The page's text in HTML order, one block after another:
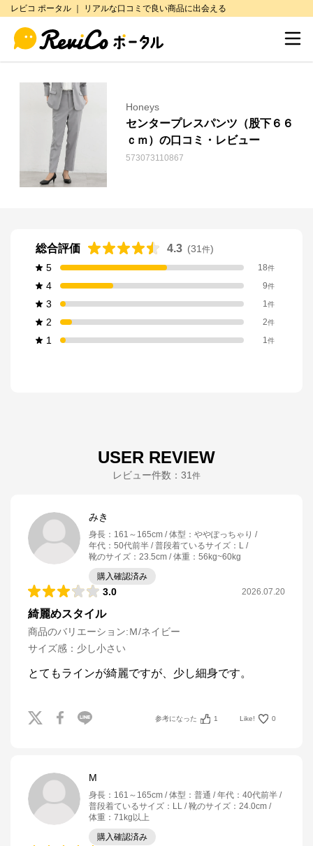
レビコ ポータル ｜ リアルな口コミで良い商品に出会える
Honeys
センタープレスパンツ（股下６６
ｃｍ）の口コミ・レビュー
573073110867
総合評価 4.3 (31 件)
5
18件
4 9件
3 1件
2 2件
1 1件
USER REVIEW
レビュー件数： 31 件
みき
身長 ： 161～165cm 体型 ： ややぽっちゃり
年代 ： 50代前半 普段着ているサイズ ： L
靴のサイズ ： 23.5cm 体重 ： 56kg~60kg
購入確認済み
3.0 2026.07.20
綺麗めスタイル
商品のバリエーション:Ｍ/ネイビー
サイズ感 ： 少し小さい
参考になった 1 Like! 0
M
身長 ： 161～165cm 体型 ： 普通 年代 ： 40代前半
普段着ているサイズ ： LL 靴のサイズ ： 24.0cm
体重 ： 71kg以上
購入確認済み